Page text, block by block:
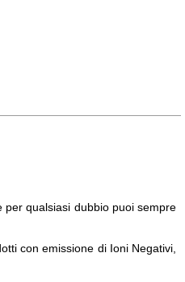
qualsiasi dubbio puoi sempre
con emissione di Ioni Negativi,